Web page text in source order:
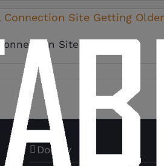
Site Getting
Site [...]
Domov